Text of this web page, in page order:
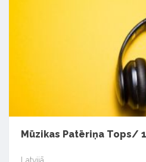
Mūzikas Patēriņa Tops/